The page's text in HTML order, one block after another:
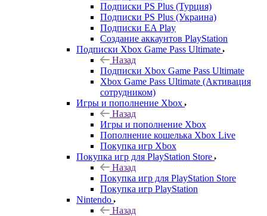
Подписки PS Plus (Турция)
Подписки PS Plus (Украина)
Подписки EA Play
Создание аккаунтов PlayStation
Подписки Xbox Game Pass Ultimate
Назад
Подписки Xbox Game Pass Ultimate
Xbox Game Pass Ultimate (Активация
сотрудником)
Игры и пополнение Xbox
Назад
Игры и пополнение Xbox
Пополнение кошелька Xbox Live
Покупка игр Xbox
Покупка игр для PlayStation Store
Назад
Покупка игр для PlayStation Store
Покупка игр PlayStation
Nintendo
Назад